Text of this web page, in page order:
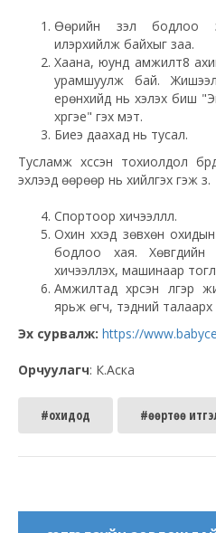
Өөрийн үзэл бодлоо
илэрхийлж байхыг заа.
Хаана, юунд амжилт8
урамшуулж бай.
ерөнхийд нь хэлэх биш
хүргэе" гэх мэт.
Биеэ даахад нь тусал.
Тусламж хүссэн тохиолдол
эхлээд өөрөөр нь хийлгэх гэж үз.
Спортоор хичээллүүл.
Охин хүүхэд зөвхөн
бодлоо хая.
хичээллэх, машинаар
Амжилтад хүрсэн үлгэр
ярьж өгч, тэдний талаарх
Эх сурвалж: https://
Орчуулагч: К.Аска
#охидод #өөртөө